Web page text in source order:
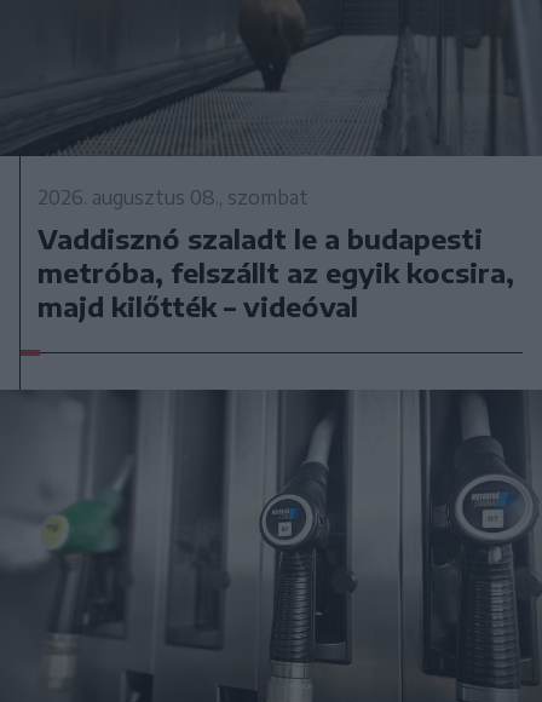
2026. augusztus 08., szombat
Vaddisznó szaladt le a budapesti
metróba, felszállt az egyik kocsira,
majd kilőtték – videóval